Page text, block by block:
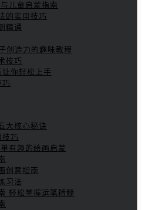
儿童启蒙指南
的实用技巧
精通
创造力的趣味教程
技巧
你轻松上手
大核心秘诀
巧
有趣的绘画启蒙
创意指南
习法
轻松掌握运笔精髓